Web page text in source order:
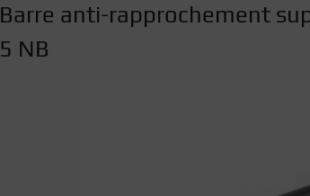
Barre anti-rapprochement
5 NB